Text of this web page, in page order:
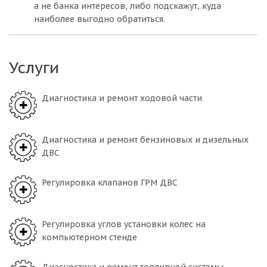
а не банка интересов, либо подскажут, куда
наиболее выгодно обратиться.
Услуги
Диагностика и ремонт ходовой части
Диагностика и ремонт бензиновых и дизельных
ДВС
Регулировка клапанов ГРМ ДВС
Регулировка углов установки колес на
компьютерном стенде